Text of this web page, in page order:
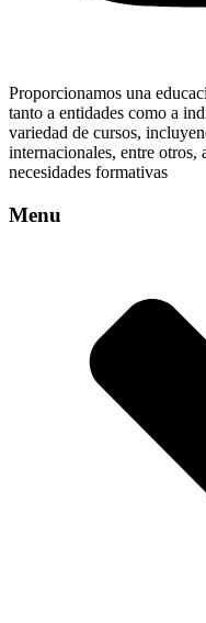
Proporcionamos una
tanto a entidades como a
variedad de cursos,
internacionales, entre otros,
necesidades formativas
Menu